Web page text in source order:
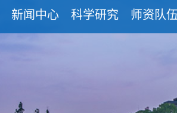
新闻中心 科学研究 师资队